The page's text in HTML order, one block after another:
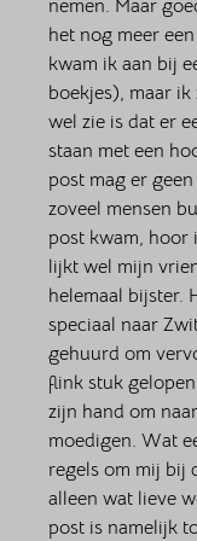
nemen. Maar
het nog meer
kwam ik aan bij
boekjes), maar
wel zie is dat er
staan met een
post mag er
zoveel mensen
post kwam, hoor
lijkt wel mijn
helemaal bijster.
speciaal naar
gehuurd om
flink stuk
zijn hand om
moedigen. Wat
regels om mij bij
alleen wat lieve
post is namelijk